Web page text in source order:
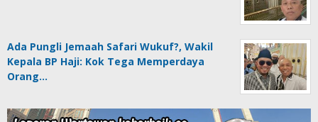
Ada Pungli Jemaah Safari Wukuf?, Wakil
Kepala BP Haji: Kok Tega Memperdaya
Orang…